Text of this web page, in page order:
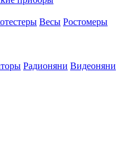
Весы Ростомеры
Радионяни Видеоняни